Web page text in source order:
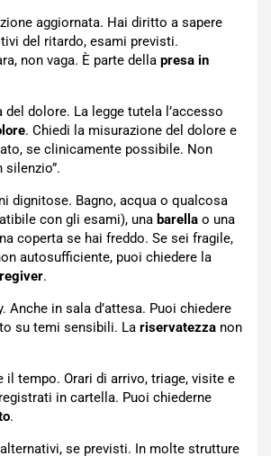
aggiornata. Hai diritto a sapere
del ritardo, esami previsti.
non vaga. È parte della presa in
dolore. La legge tutela l’accesso
. Chiedi la misurazione del dolore e
se clinicamente possibile. Non
silenzio”.
dignitose. Bagno, acqua o qualcosa
con gli esami), una barella o una
coperta se hai freddo. Se sei fragile,
autosufficiente, puoi chiedere la
.
Anche in sala d’attesa. Puoi chiedere
su temi sensibili. La riservatezza non
il tempo. Orari di arrivo, triage, visite e
in cartella. Puoi chiederne
.
se previsti. In molte strutture